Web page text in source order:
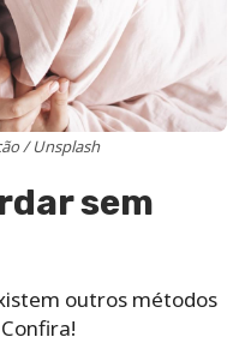
/ Unsplash
sem
outros métodos